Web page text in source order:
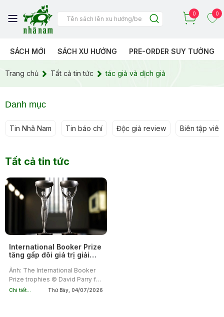
0 0
SÁCH MỚI SÁCH XU HƯỚNG PRE-ORDER SUY TƯỞNG
Trang chủ Tất cả tin tức tác giả và dịch giả
Danh mục
Tin Nhã Nam Tin báo chí Độc giả review Biên tập
Tất cả tin tức
International Booker Prize
tăng gấp đôi giá trị giải
2027
Ảnh: The International Booker
Prize trophies © David Parry for
the Booker Prize Foundation Từ
Chi tiết... Thứ Bảy, 04/07/2026